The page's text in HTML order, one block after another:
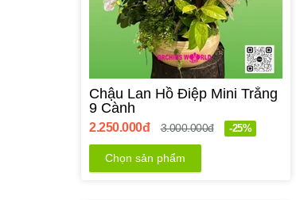
Chậu Lan Hồ Điệp Mini Trắng
9 Cành
2.250.000đ 3.000.000đ -25%
Chọn sản phẩm